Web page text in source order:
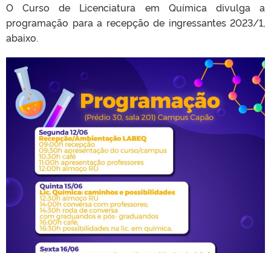
TELEFONES
O Curso de Licenciatura em Química divulga a
programação para a recepção de ingressantes 2023/1,
abaixo.